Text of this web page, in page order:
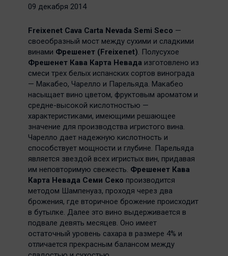
09 декабря 2014
Freixenet Cava Carta Nevada Semi Seco —
своеобразный мост между сухими и сладкими
винами Фрешенет (Freixenet). Полусухое
Фрешенет Кава Карта Невада изготовлено из
смеси трех белых испанских сортов винограда
— Макабео, Чарелло и Парельяда. Макабео
насыщает вино цветом, фруктовым ароматом и
средне-высокой кислотностью —
характеристиками, имеющими решающее
значение для производства игристого вина.
Чарелло дает надежную кислотность и
способствует мощности и глубине. Парельяда
является звездой всех игристых вин, придавая
им неповторимую свежесть. Фрешенет Кава
Карта Невада Семи Секо производится
методом Шампенуаз, проходя через два
брожения, где вторичное брожение происходит
в бутылке. Далее это вино выдерживается в
подвале девять месяцев. Оно имеет
остаточный уровень сахара в размере 4% и
отличается прекрасным балансом между